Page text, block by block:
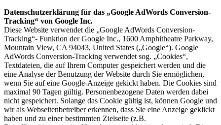
Datenschutzerklärung für das „Google AdWords Conversion-
Tracking“ von Google Inc.
Diese Website verwendet die „Google AdWords Conversion-
Tracking“- Funktion der Google Inc., 1600 Amphitheatre Parkway,
Mountain View, CA 94043, United States („Google“). Google
AdWords Conversion-Tracking verwendet sog. „Cookies“,
Textdateien, die auf Ihrem Computer gespeichert werden und die
eine Analyse der Benutzung der Website durch Sie ermöglichen,
wenn Sie auf eine Google-Anzeige gekickt haben. Die Cookies sind
maximal 90 Tagen gültig. Personenbezogene Daten werden dabei
nicht gespeichert. Solange das Cookie gültig ist, können Google und
wir als Webseitenbetreiber erkennen, dass Sie eine Anzeige geklickt
haben und zu einer bestimmten Zielseite (z.B.